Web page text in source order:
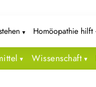
Homöopathie hilft
Wissenschaft